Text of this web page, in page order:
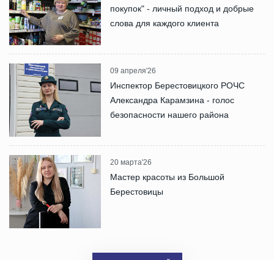
покупок" - личный подход и добрые
слова для каждого клиента
09 апреля'26
Инспектор Берестовицкого РОЧС
Александра Карамзина - голос
безопасности нашего района
20 марта'26
Мастер красоты из Большой
Берестовицы